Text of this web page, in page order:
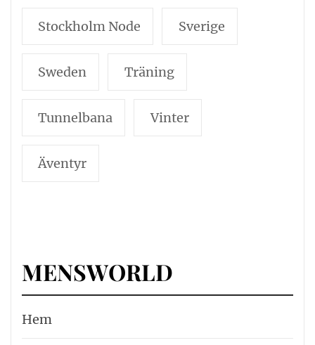
Stockholm Node Sverige
Sweden Träning
Tunnelbana Vinter
Äventyr
MENSWORLD
Hem